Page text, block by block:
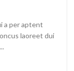
a per aptent
laoreet dui